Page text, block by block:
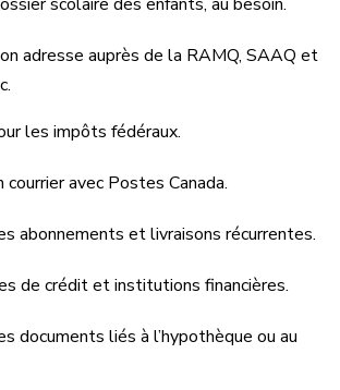
adresse auprès de la RAMQ, SAAQ et
les impôts fédéraux.
courrier avec Postes Canada.
abonnements et livraisons récurrentes.
de crédit et institutions financières.
documents liés à l’hypothèque ou au